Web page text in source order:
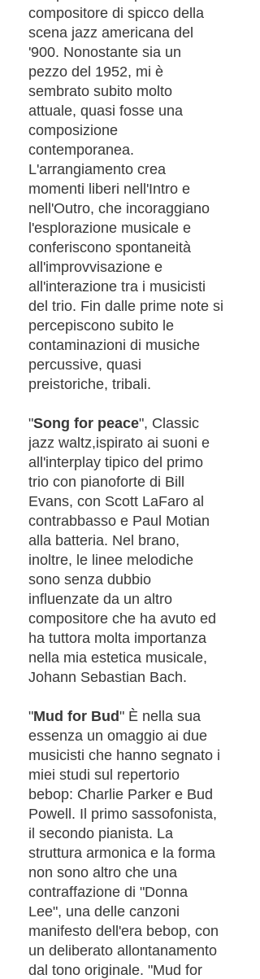
compositore di spicco della
scena jazz americana del
'900. Nonostante sia un
pezzo del 1952, mi è
sembrato subito molto
attuale, quasi fosse una
composizione
contemporanea.
L'arrangiamento crea
momenti liberi nell'Intro e
nell'Outro, che incoraggiano
l'esplorazione musicale e
conferiscono spontaneità
all'improvvisazione e
all'interazione tra i musicisti
del trio. Fin dalle prime note si
percepiscono subito le
contaminazioni di musiche
percussive, quasi
preistoriche, tribali.
"Song for peace", Classic
jazz waltz,ispirato ai suoni e
all'interplay tipico del primo
trio con pianoforte di Bill
Evans, con Scott LaFaro al
contrabbasso e Paul Motian
alla batteria. Nel brano,
inoltre, le linee melodiche
sono senza dubbio
influenzate da un altro
compositore che ha avuto ed
ha tuttora molta importanza
nella mia estetica musicale,
Johann Sebastian Bach.
"Mud for Bud" È nella sua
essenza un omaggio ai due
musicisti che hanno segnato i
miei studi sul repertorio
bebop: Charlie Parker e Bud
Powell. Il primo sassofonista,
il secondo pianista. La
struttura armonica e la forma
non sono altro che una
contraffazione di "Donna
Lee", una delle canzoni
manifesto dell'era bebop, con
un deliberato allontanamento
dal tono originale. "Mud for